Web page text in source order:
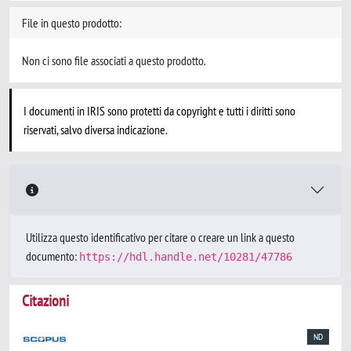
File in questo prodotto:
Non ci sono file associati a questo prodotto.
I documenti in IRIS sono protetti da copyright e tutti i diritti sono
riservati, salvo diversa indicazione.
Utilizza questo identificativo per citare o creare un link a questo
documento: https://hdl.handle.net/10281/47786
Citazioni
ND